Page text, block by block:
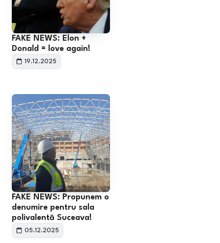
FAKE NEWS: Elon +
Donald = love again!
19.12.2025
FAKE NEWS: Propunem o
denumire pentru sala
polivalentă Suceava!
05.12.2025